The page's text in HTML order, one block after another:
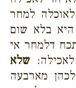
למחר
בלא שום
דלמחר אי
שלא
מארבעה